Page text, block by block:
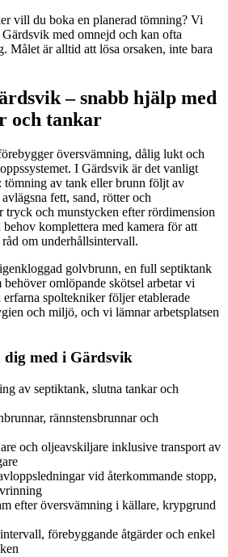
vill du boka en planerad tömning? Vi
med omnejd och kan ofta
Målet är alltid att lösa orsaken, inte bara
– snabb hjälp med
och tankar
översvämning, dålig lukt och
I Gärdsvik är det vanligt
tömning av tank eller brunn följt av
fett, sand, rötter och
tryck och munstycken efter rördimension
komplettera med kamera för att
om underhållsintervall.
golvbrunn, en full septiktank
omlöpande skötsel arbetar vi
spoltekniker följer etablerade
och miljö, och vi lämnar arbetsplatsen
med i Gärdsvik
av septiktank, slutna tankar och
rännstensbrunnar och
och oljeavskiljare inklusive transport av
vid återkommande stopp,
efter översvämning i källare, krypgrund
förebyggande åtgärder och enkel